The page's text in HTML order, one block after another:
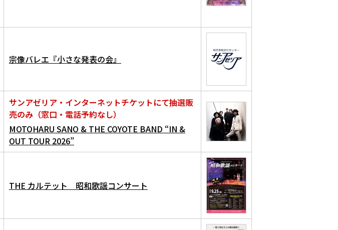
宗像バレエ『小さな発表の会』
サンアゼリア・インターネットチケットにて抽選販
売のみ（窓口・電話予約なし）
MOTOHARU SANO & THE COYOTE BAND “IN &
OUT TOUR 2026”
THE カルテット 昭和歌謡コンサート